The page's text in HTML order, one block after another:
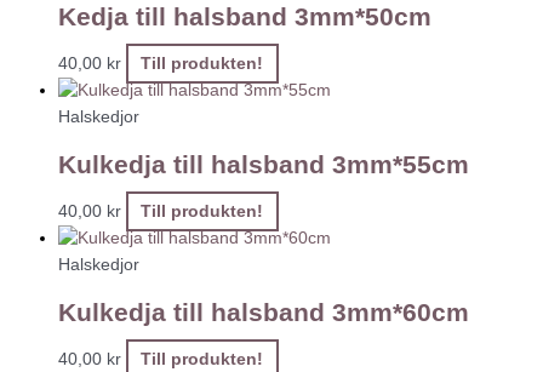
Kedja till halsband 3mm*50cm
40,00 kr Till produkten!
Halskedjor
Kulkedja till halsband 3mm*55cm
40,00 kr Till produkten!
Halskedjor
Kulkedja till halsband 3mm*60cm
40,00 kr
Till produkten!